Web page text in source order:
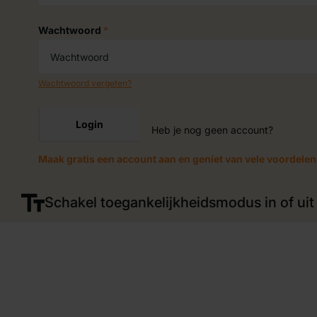
Wachtwoord *
Wachtwoord vergeten?
Login Heb je nog geen account?
Maak gratis een account aan en geniet van vele
Schakel toegankelijkheidsmodus in of uit